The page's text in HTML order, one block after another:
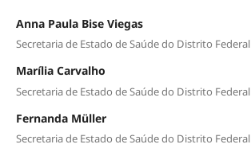
Anna Paula Bise Viegas
Secretaria de Estado de Saúde do Distrito Federal
Marília Carvalho
Secretaria de Estado de Saúde do Distrito Federal
Fernanda Müller
Secretaria de Estado de Saúde do Distrito Federal